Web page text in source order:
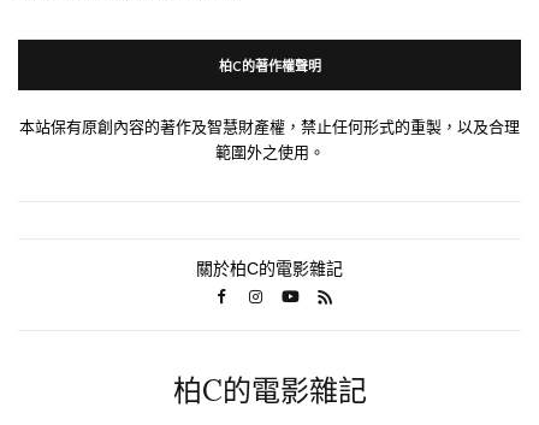
柏C的著作權聲明
本站保有原創內容的著作及智慧財產權，禁止任何形式的重製，以及合理
範圍外之使用。
關於柏C的電影雜記
柏C的電影雜記